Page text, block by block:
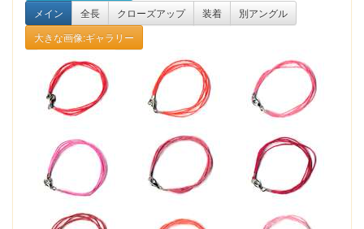
メイン
全長 クローズアップ 装着
別アングル
大きな画像:ギャラリー